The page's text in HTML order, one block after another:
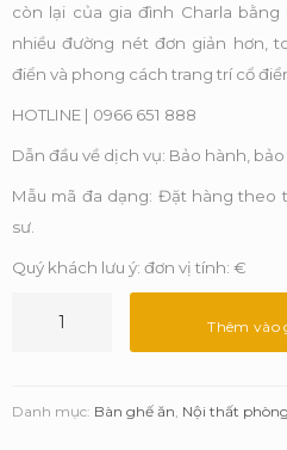
còn lại của gia đình Charla
nhiều đường nét đơn giản hơn,
điển và phong cách trang trí cổ
HOTLINE | 0966 651 888
Dẫn đầu về dịch vụ: Bảo hành, bảo
Mẫu mã đa dạng: Đặt hàng theo
sư.
Quý khách lưu ý: đơn vị tính: €
-
Thêm vào
Danh mục: Bàn ghế ăn Nội thất